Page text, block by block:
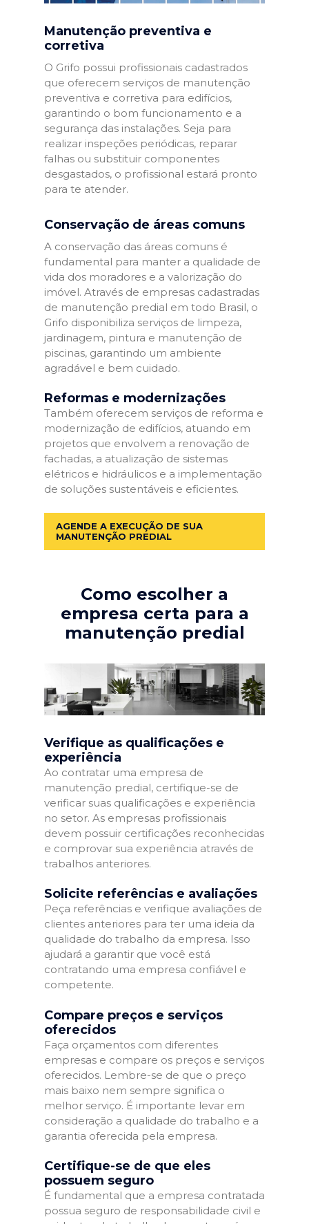
Manutenção preventiva e
corretiva
O Grifo possui profissionais cadastrados
que oferecem serviços de manutenção
preventiva e corretiva para edifícios,
garantindo o bom funcionamento e a
segurança das instalações. Seja para
realizar inspeções periódicas, reparar
falhas ou substituir componentes
desgastados, o profissional estará pronto
para te atender.
Conservação de áreas comuns
A conservação das áreas comuns é
fundamental para manter a qualidade de
vida dos moradores e a valorização do
imóvel. Através de empresas cadastradas
de manutenção predial em todo Brasil, o
Grifo disponibiliza serviços de limpeza,
jardinagem, pintura e manutenção de
piscinas, garantindo um ambiente
agradável e bem cuidado.
Reformas e modernizações
Também oferecem serviços de reforma e
modernização de edifícios, atuando em
projetos que envolvem a renovação de
fachadas, a atualização de sistemas
elétricos e hidráulicos e a implementação
de soluções sustentáveis e eficientes.
AGENDE A EXECUÇÃO DE SUA
MANUTENÇÃO PREDIAL
Como escolher a
empresa certa para a
manutenção predial
Verifique as qualificações e
experiência
Ao contratar uma empresa de
manutenção predial, certifique-se de
verificar suas qualificações e experiência
no setor. As empresas profissionais
devem possuir certificações reconhecidas
e comprovar sua experiência através de
trabalhos anteriores.
Solicite referências e avaliações
Peça referências e verifique avaliações de
clientes anteriores para ter uma ideia da
qualidade do trabalho da empresa. Isso
ajudará a garantir que você está
contratando uma empresa confiável e
competente.
Compare preços e serviços
oferecidos
Faça orçamentos com diferentes
empresas e compare os preços e serviços
oferecidos. Lembre-se de que o preço
mais baixo nem sempre significa o
melhor serviço. É importante levar em
consideração a qualidade do trabalho e a
garantia oferecida pela empresa.
Certifique-se de que eles
possuem seguro
É fundamental que a empresa contratada
possua seguro de responsabilidade civil e